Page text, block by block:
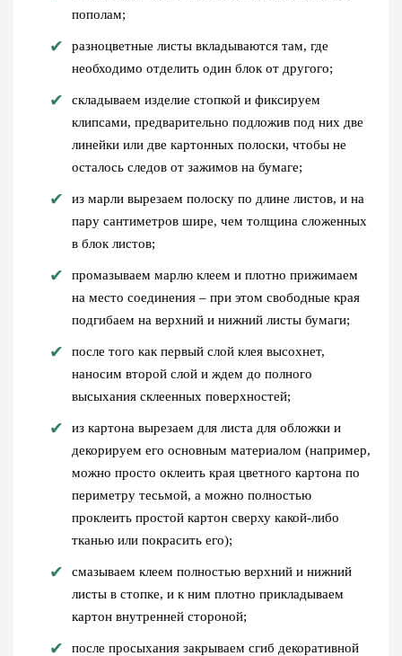
пополам;
разноцветные листы вкладываются там, где
необходимо отделить один блок от другого;
складываем изделие стопкой и фиксируем
клипсами, предварительно подложив под них две
линейки или две картонных полоски, чтобы не
осталось следов от зажимов на бумаге;
из марли вырезаем полоску по длине листов, и на
пару сантиметров шире, чем толщина сложенных
в блок листов;
промазываем марлю клеем и плотно прижимаем
на место соединения – при этом свободные края
подгибаем на верхний и нижний листы бумаги;
после того как первый слой клея высохнет,
наносим второй слой и ждем до полного
высыхания склеенных поверхностей;
из картона вырезаем для листа для обложки и
декорируем его основным материалом (например,
можно просто оклеить края цветного картона по
периметру тесьмой, а можно полностью
проклеить простой картон сверху какой-либо
тканью или покрасить его);
смазываем клеем полностью верхний и нижний
листы в стопке, и к ним плотно прикладываем
картон внутренней стороной;
после просыхания закрываем сгиб декоративной